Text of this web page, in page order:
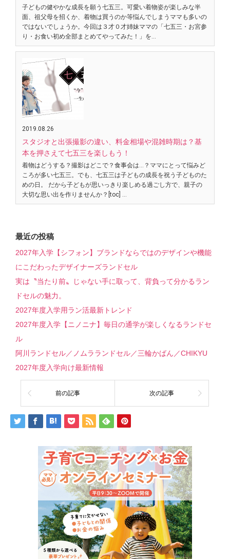
子どもの健やかな成長を願う七五三。可愛い着物姿が楽しみな半
面、祖父母を招くか、着物は買うのか等悩んでしまうママも多いの
ではないでしょうか。今回は３才０才姉妹ママの「七五三・お宮参
り・お食い初め全部まとめてやってみた！」を…
2019.08.26
スタジオと出張撮影の違い、料金相場や混雑時期は？基
本を押さえて七五三を楽しもう！
着物はどうする？撮影はどこで？食事会は…？ママにとって悩みど
ころが多い七五三。でも、七五三は子どもの成長を祝う子どものた
めの日。 だから子どもが思いっきり楽しめる過ごし方で、親子の
大切な思い出を作りませんか？[toc] …
最近の投稿
2027年入学【シフォン】ブランドならではのデザインや機能
にこだわったデザイナーズランドセル
実は〝当たり前〟じゃない手に取って、背負って分かるラン
ドセルの魅力。
2027年度入学用ラン活最新トレンド
2027年度入学【ニノニナ】毎日の通学が楽しくなるランドセ
ル
阿川ランドセル／ノムラランドセル／三輪かばん／CHIKYU
2027年度入学向け最新情報
前の記事 次の記事